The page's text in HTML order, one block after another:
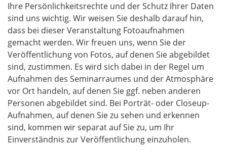
e
l
d
Ihre Persönlichkeitsrechte und der Schutz Ihrer Daten
sind uns wichtig. Wir weisen Sie deshalb darauf hin,
dass bei dieser Veranstaltung Fotoaufnahmen
gemacht werden. Wir freuen uns, wenn Sie der
Veröffentlichung von Fotos, auf denen Sie abgebildet
sind, zustimmen. Es wird sich dabei in der Regel um
Aufnahmen des Seminarraumes und der Atmosphäre
vor Ort handeln, auf denen Sie ggf. neben anderen
Personen abgebildet sind. Bei Porträt- oder Closeup-
Aufnahmen, auf denen Sie zu sehen und erkennen
sind, kommen wir separat auf Sie zu, um Ihr
Einverständnis zur Veröffentlichung einzuholen.